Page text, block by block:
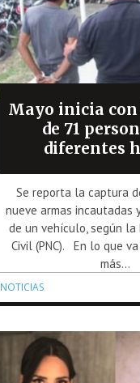
Mayo inicia
de 71
diferentes
Se reporta la captura
nueve armas incautadas
de un vehículo, según la
Civil (PNC). En lo que
más...
NOTICIAS